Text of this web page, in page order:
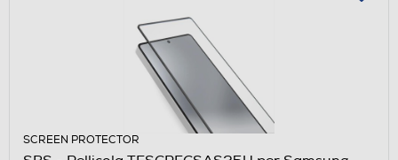
SCREEN PROTECTOR